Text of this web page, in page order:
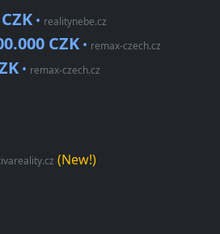
• realitynebe.cz
CZK • remax-czech.cz
• remax-czech.cz
(New!)